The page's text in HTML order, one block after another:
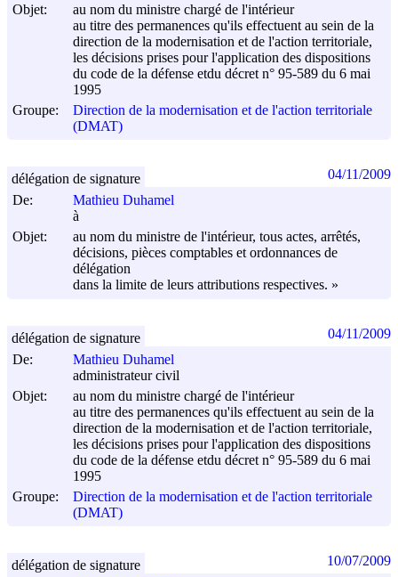
Objet:
au nom du ministre chargé de l'intérieur
au titre des permanences qu'ils effectuent au sein de la
direction de la modernisation et de l'action territoriale,
les décisions prises pour l'application des dispositions
du code de la défense etdu décret n° 95-589 du 6 mai
1995
Groupe:
Direction de la modernisation et de l'action territoriale
(DMAT)
De:
Mathieu Duhamel
à
Objet:
au nom du ministre de l'intérieur, tous actes, arrêtés,
décisions, pièces comptables et ordonnances de
délégation
dans la limite de leurs attributions respectives. »
délégation de signature 04/11/2009
De:
Mathieu Duhamel
administrateur civil
Objet:
au nom du ministre chargé de l'intérieur
au titre des permanences qu'ils effectuent au sein de la
direction de la modernisation et de l'action territoriale,
les décisions prises pour l'application des dispositions
du code de la défense etdu décret n° 95-589 du 6 mai
1995
Groupe:
Direction de la modernisation et de l'action territoriale
(DMAT)
délégation de signature 04/11/2009
délégation de signature 10/07/2009